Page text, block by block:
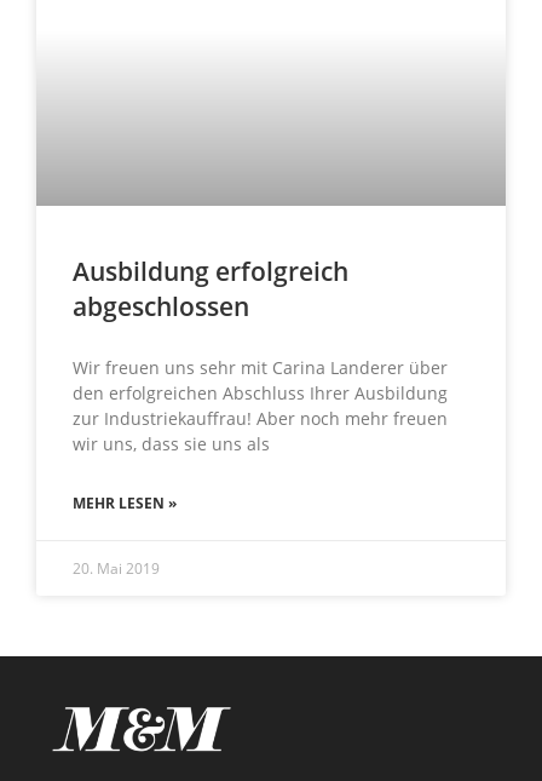
Ausbildung erfolgreich
abgeschlossen
Wir freuen uns sehr mit Carina Landerer über
den erfolgreichen Abschluss Ihrer Ausbildung
zur Industriekauffrau! Aber noch mehr freuen
wir uns, dass sie uns als
MEHR LESEN »
20. Mai 2019